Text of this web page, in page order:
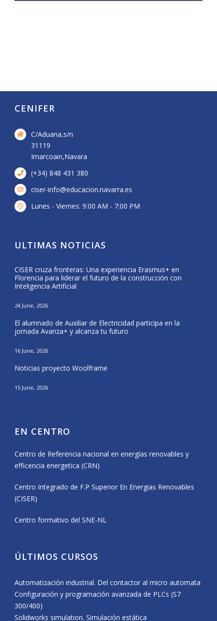
CENIFER
C/Aduana,s/n
31119
Imarcoain,Navara
(+34) 848 431 380
ciser-info@educacion.navarra.es
Lunes - Viernes: 9:00 AM - 7:00 PM
ULTIMAS NOTICIAS
CISER cruza fronteras: Una experiencia Erasmus+ en
Florencia para liderar el futuro de la construcción con
Inteligencia Artificial
24 June, 2026
El alumnado de Auxiliar de Electricidad participa en la
jornada Avanza+ y alcanza tu futuro
16 June, 2026
Noticias proyecto Woolframe
15 June, 2026
EN CENTRO
Centro de Referencia nacional en energías renovables y
efficencia energetica (CRN)
Centro Integrado de F.P Superior En Energias Renovables
(CISER)
Centro formativo del SNE-NL
ÚLTIMOS CURSOS
Automatización industrial. Del contactor al micro automata
Configuración y programación avanzada de PLCs (S7
300/400)
Solidworks simulation. Simulación estática